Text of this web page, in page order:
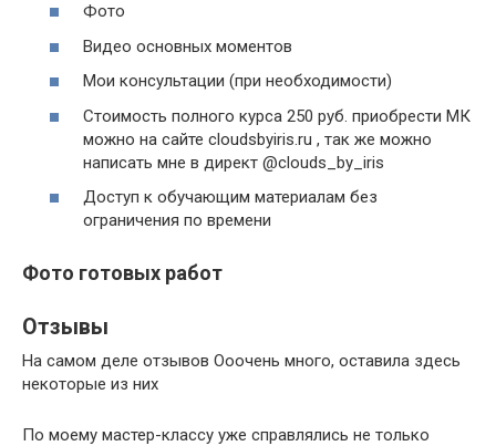
Фото
Видео основных моментов
Мои консультации (при необходимости)
Стоимость полного курса 250 руб. приобрести МК
можно на сайте cloudsbyiris.ru , так же можно
написать мне в директ @clouds_by_iris
Доступ к обучающим материалам без
ограничения по времени
Фото готовых работ
Отзывы
На самом деле отзывов Ооочень много, оставила здесь
некоторые из них
По моему мастер-классу уже справлялись не только